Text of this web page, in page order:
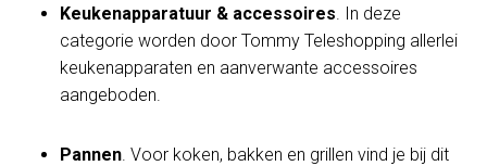
Keukenapparatuur & accessoires. In deze
categorie worden door Tommy Teleshopping allerlei
keukenapparaten en aanverwante accessoires
aangeboden.
Pannen. Voor koken, bakken en grillen vind je bij dit